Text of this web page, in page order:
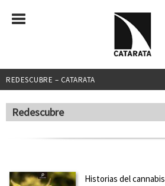
REDESCUBRE – CATARATA
FILTRADO POR:
MATERIAS
Redescubre
Historias del cannabis